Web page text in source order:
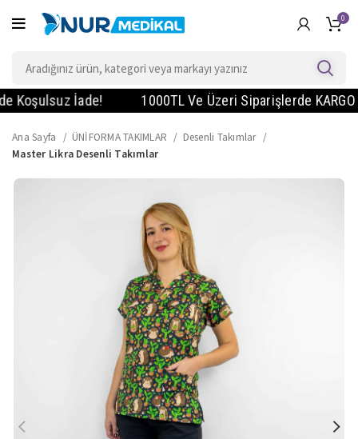
0
İade! 1000TL Ve Üzeri Siparişlerde KARGO
Ana Sayfa ÜNİFORMA TAKIMLAR
Desenli Takımlar
Master Likra Desenli Takımlar